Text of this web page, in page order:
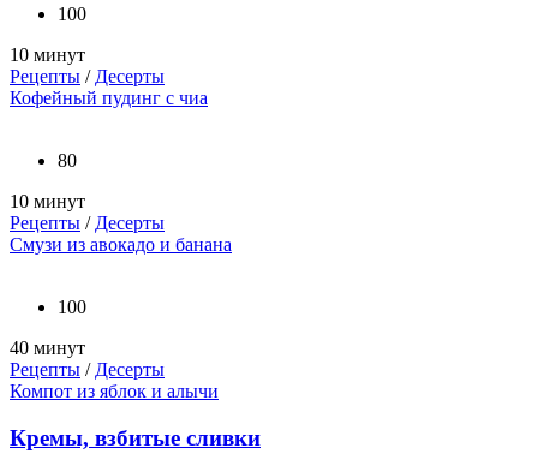
100
10 минут
Рецепты / Десерты
Кофейный пудинг с чиа
80
10 минут
Рецепты / Десерты
Смузи из авокадо и банана
100
40 минут
Рецепты / Десерты
Компот из яблок и алычи
Кремы, взбитые сливки